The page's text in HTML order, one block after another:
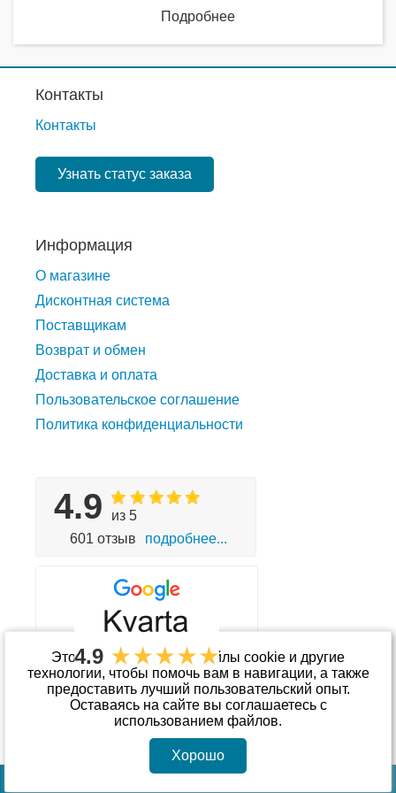
Подробнее
Этот сайт использует файлы cookie и другие
технологии, чтобы помочь вам в навигации, а также
предоставить лучший пользовательский опыт.
Оставаясь на сайте вы соглашаетесь с
использованием файлов.
Хорошо
Контакты
Контакты
Узнать статус заказа
Информация
О магазине
Дисконтная система
Поставщикам
Возврат и обмен
Доставка и оплата
Пользовательское соглашение
Политика конфиденциальности
4.9
из 5
601 отзыв
подробнее...
4.9
Принимаем к оплате